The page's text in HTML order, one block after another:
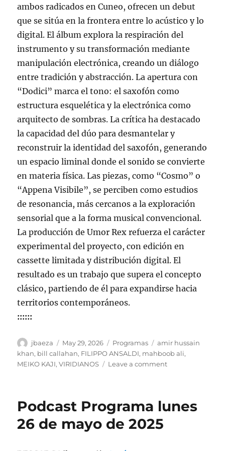
ambos radicados en Cuneo, ofrecen un debut
que se sitúa en la frontera entre lo acústico y lo
digital. El álbum explora la respiración del
instrumento y su transformación mediante
manipulación electrónica, creando un diálogo
entre tradición y abstracción. La apertura con
“Dodici” marca el tono: el saxofón como
estructura esquelética y la electrónica como
arquitecto de sombras. La crítica ha destacado
la capacidad del dúo para desmantelar y
reconstruir la identidad del saxofón, generando
un espacio liminal donde el sonido se convierte
en materia física. Las piezas, como “Cosmo” o
“Appena Visibile”, se perciben como estudios
de resonancia, más cercanos a la exploración
sensorial que a la forma musical convencional.
La producción de Umor Rex refuerza el carácter
experimental del proyecto, con edición en
cassette limitada y distribución digital. El
resultado es un trabajo que supera el concepto
clásico, partiendo de él para expandirse hacia
territorios contemporáneos.
::::::
Author
jbaeza
Posted
on
May 29, 2026 Categories
Programas Tags
amir hussain
khan, bill callahan, FILIPPO ANSALDI, mahboob ali,
MEIKO KAJI,VIRIDIANOS Leave a commenton
de
Podcast Programa lunes
26 de mayo de 2025